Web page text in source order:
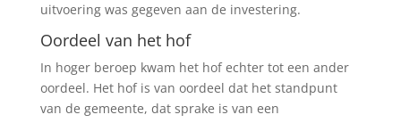
uitvoering was gegeven aan de investering.
Oordeel van het hof
In hoger beroep kwam het hof echter tot een ander
oordeel. Het hof is van oordeel dat het standpunt
van de gemeente, dat sprake is van een